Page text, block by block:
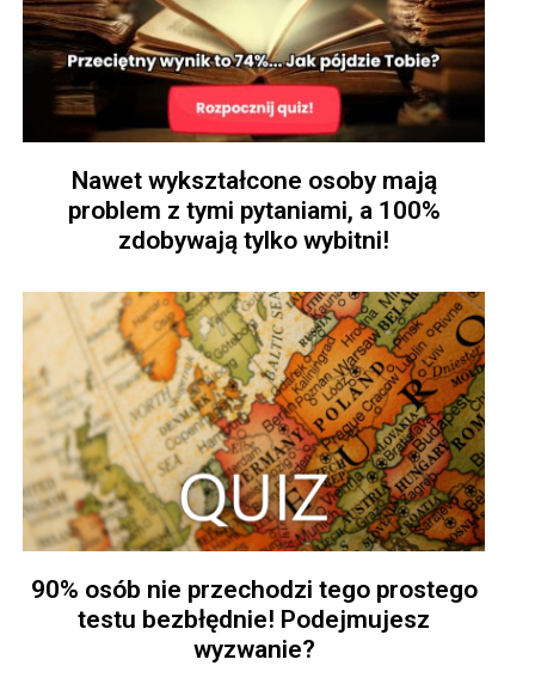
Nawet wykształcone osoby mają
problem z tymi pytaniami, a 100%
zdobywają tylko wybitni!
90% osób nie przechodzi tego prostego
testu bezbłędnie! Podejmujesz
wyzwanie?